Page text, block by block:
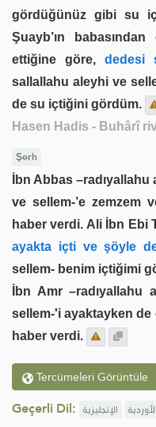
gördüğünüz gibi su
Şuayb’ın
ettiğine göre,dedesi
sallallahu aleyhi ve
de su içtiğini gördüm.
Hasen Hadis - Buhârî
Şerh
İbn Abbas
ve sellem-’e zemzem
haber verdi. Ali İbn Ebi
ayakta içti ve şöyle
sellem- benim içtiğimi
İbn Amr
sellem-'i ayaktayken
haber verdi.
Tercümeleri Görüntüle
Geçerli Dil: الإنجليزية الأوردية